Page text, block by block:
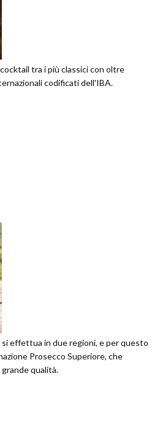
tra i più classici con oltre
codificati dell'IBA.
si effettua in due regioni, e per questo
Prosecco Superiore, che
qualità.